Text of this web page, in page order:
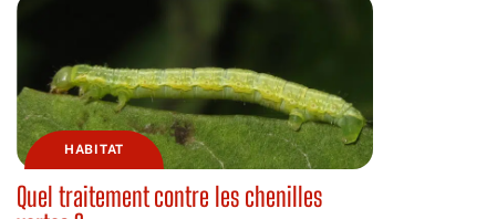
HABITAT
Quel traitement contre les chenilles